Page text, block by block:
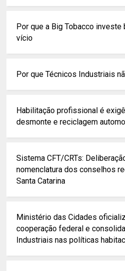
Por que a Big Tobacco
vício
Por que Técnicos Industriais
Habilitação profissional é
desmonte e reciclagem
Sistema CFT/CRTs:
nomenclatura dos conselhos
Santa Catarina
Ministério das Cidades
cooperação federal e
Industriais nas políticas